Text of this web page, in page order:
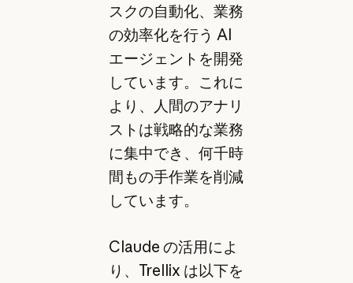
スクの自動化、業務
の効率化を行う AI
エージェントを開発
しています。これに
より、人間のアナリ
ストは戦略的な業務
に集中でき、何千時
間もの手作業を削減
しています。
Claude の活用によ
り、Trellix は以下を